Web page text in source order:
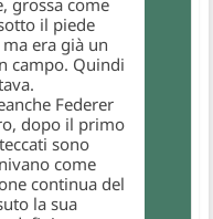
grossa come
il piede
era già un
campo. Quindi
Federer
dopo il primo
sono
come
continua del
la sua